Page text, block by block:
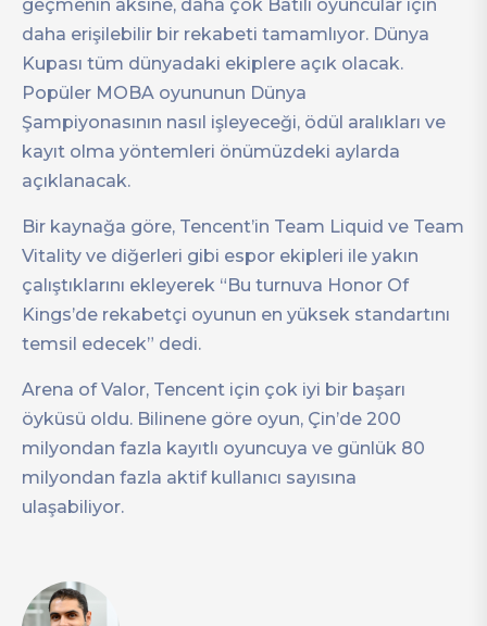
geçmenin aksine, daha çok Batılı oyuncular için
daha erişilebilir bir rekabeti tamamlıyor. Dünya
Kupası tüm dünyadaki ekiplere açık olacak.
Popüler MOBA oyununun Dünya
Şampiyonasının nasıl işleyeceği, ödül aralıkları ve
kayıt olma yöntemleri önümüzdeki aylarda
açıklanacak.
Bir kaynağa göre, Tencent’in Team Liquid ve Team
Vitality ve diğerleri gibi espor ekipleri ile yakın
çalıştıklarını ekleyerek “Bu turnuva Honor Of
Kings’de rekabetçi oyunun en yüksek standartını
temsil edecek” dedi.
Arena of Valor, Tencent için çok iyi bir başarı
öyküsü oldu. Bilinene göre oyun, Çin’de 200
milyondan fazla kayıtlı oyuncuya ve günlük 80
milyondan fazla aktif kullanıcı sayısına
ulaşabiliyor.